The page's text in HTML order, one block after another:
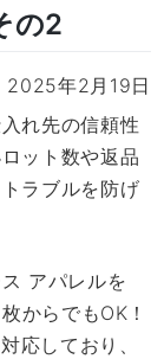
の2
2025年2月19日
れ先の信頼性
ット数や返品
ラブルを防げ
アパレルを
からでもOK！
応しており、